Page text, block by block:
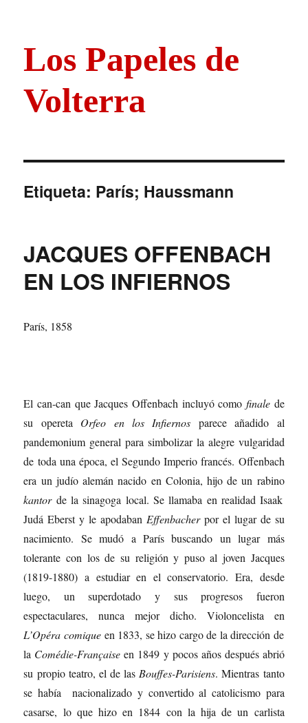
Los Papeles de
Volterra
Etiqueta: París; Haussmann
JACQUES OFFENBACH
EN LOS INFIERNOS
París, 1858
El can-can que Jacques Offenbach incluyó como finale de
su opereta Orfeo en los Infiernos parece añadido al
pandemonium general para simbolizar la alegre vulgaridad
de toda una época, el Segundo Imperio francés. Offenbach
era un judío alemán nacido en Colonia, hijo de un rabino
kantorde la sinagoga local. Se llamaba en realidad Isaak
Judá Eberst y le apodaban Effenbacher por el lugar de su
nacimiento. Se mudó a París buscando un lugar más
tolerante con los de su religión y puso al joven Jacques
(1819-1880) a estudiar en el conservatorio. Era, desde
luego, un superdotado y sus progresos fueron
espectaculares, nunca mejor dicho. Violoncelista en
L’Opéra comique en 1833, se hizo cargo de la dirección de
la Comédie-Française en 1849 y pocos años después abrió
su propio teatro, el de las Bouffes-Parisiens. Mientras tanto
se había nacionalizado y convertido al catolicismo para
casarse, lo que hizo en 1844 con la hija de un carlista